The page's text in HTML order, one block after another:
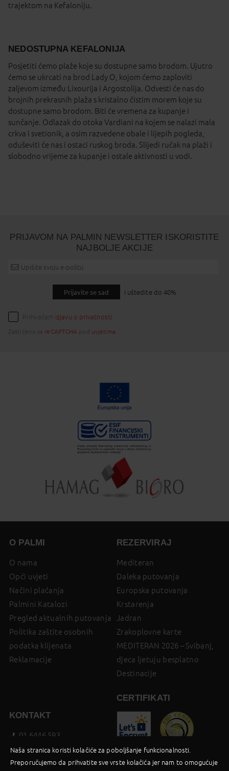
trajektom na Kefaloniju.
NEDOSTUPNA KEFALONIJA
Posjetiti ćemo plaže koje su dostupne samo brodom. Ujutro
ćemo se ukrcati na brod Lady O, kojom ćemo zaploviti
zaljevom između Lixourija i Argostolija. Odvesti će nas do
brojnih prekrasnih plaža s kristalno čistim morem koje su
dostupne samo brodom. Biti će vremena za kupanje i
sunčanje. Odlazak do otoka Vardiani na kojem se nalazi mala
crkva i svetionik, a osim razvedene obale i lijepih pogleda,
oduševiti će nas i ostaci ruskog broda. Slijedi ručak na plaži i
slobodno vrijeme za kupanje i ostale aktivnosti u vodi.
PRIJAVOM NA PALMIN NEWSLETTER ISKORISTITE
NAJBOLJE AKCIJE
Prijavite se sad i uštedite do 40%
Prihvaćam izjavu o privatnosti
Zaštićeno sa reCAPTCHA uvjetima
O PALMI
O nama
Opći uvjeti
Načini plaćanja
Palmini Katalozi
Pregled aktualnih putovanja
Politika zaštite osobnih
podatka klijenata
Reklamacije
KONTAKT
01 6446 593
booking@palma-travel.hr
Poslovnica
REZERVIRAJ
Mediteran
Daleka putovanja
Europska putovanja
Krstarenja
Jadran
Zrakoplovne karte
MEDITERAN 2026 – Svibanj,
djeca ljetuju besplatno
Destinacije
CERTIFIKATI
Naša stranica koristi kolačiće za poboljšanje funkcionalnosti.
Preporučujemo da prihvatite sve vrste kolačića jer nam to omogućuje